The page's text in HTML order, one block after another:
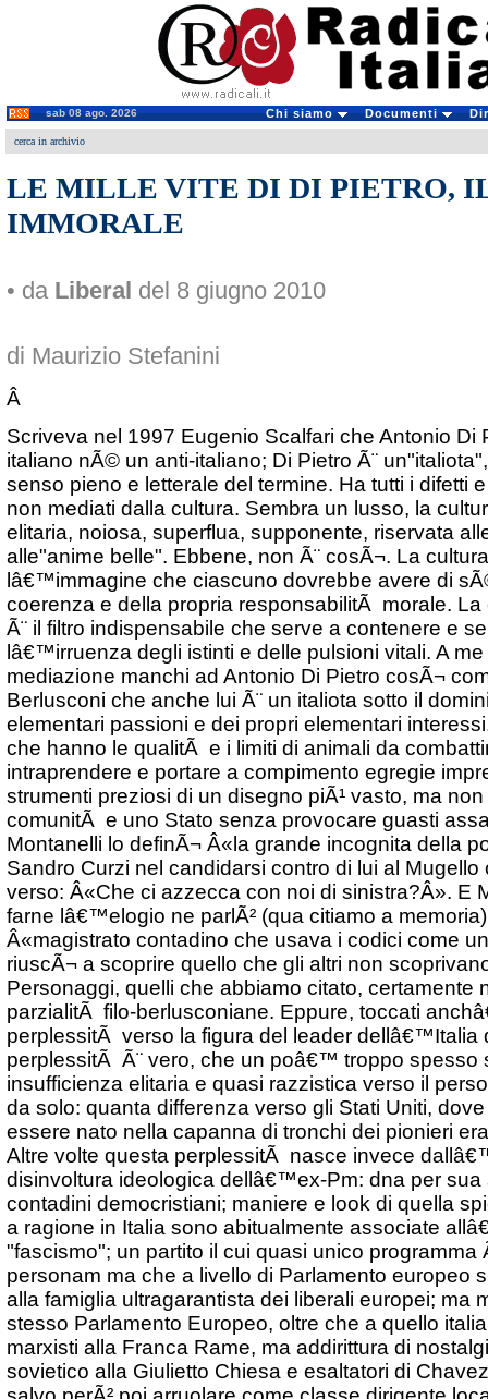
sab 08 ago. 2026 Chi siamo Documenti
cerca in archivio
LE MILLE VITE DI DI PIETRO,
IMMORALE
• da Liberal del 8 giugno 2010
di Maurizio Stefanini
Â
Scriveva nel 1997 Eugenio Scalfari che Antonio Di
italiano nÃ© un anti-italiano; Di Pietro Ã¨
senso pieno e letterale del termine. Ha tutti i difetti
non mediati dalla cultura. Sembra un lusso, la
elitaria, noiosa, superflua, supponente, riservata
alle"anime belle". Ebbene, non Ã¨ cosÃ¬. La
lâ€™immagine che ciascuno dovrebbe avere di
coerenza e della propria responsabilitÃ morale. La
Ã¨ il filtro indispensabile che serve a contenere e
lâ€™irruenza degli istinti e delle pulsioni vitali. A
mediazione manchi ad Antonio Di Pietro cosÃ¬
Berlusconi che anche lui Ã¨ un italiota sotto il
elementari passioni e dei propri elementari
che hanno le qualitÃ e i limiti di animali da
intraprendere e portare a compimento egregie
strumenti preziosi di un disegno piÃ¹ vasto, ma
comunitÃ e uno Stato senza provocare guasti
Montanelli lo definÃ¬ Â«la grande incognita della
Sandro Curzi nel candidarsi contro di lui al
verso: Â«Che ci azzecca con noi di sinistra?Â». E
farne lâ€™elogio ne parlÃ² (qua citiamo a
Â«magistrato contadino che usava i codici come
riuscÃ¬ a scoprire quello che gli altri non
Personaggi, quelli che abbiamo citato, certamente
parzialitÃ filo-berlusconiane. Eppure, toccati
perplessitÃ verso la figura del leader dellâ€™Italia
perplessitÃ Ã¨ vero, che un poâ€™ troppo spesso
insufficienza elitaria e quasi razzistica verso il
da solo: quanta differenza verso gli Stati Uniti,
essere nato nella capanna di tronchi dei pionieri
Altre volte questa perplessitÃ nasce invece
disinvoltura ideologica dellâ€™ex-Pm: dna per sua
contadini democristiani; maniere e look di quella
a ragione in Italia sono abitualmente associate
"fascismo"; un partito il cui quasi unico programma
personam ma che a livello di Parlamento europeo
alla famiglia ultragarantista dei liberali europei; ma
stesso Parlamento Europeo, oltre che a quello
marxisti alla Franca Rame, ma addirittura di
sovietico alla Giulietto Chiesa e esaltatori di